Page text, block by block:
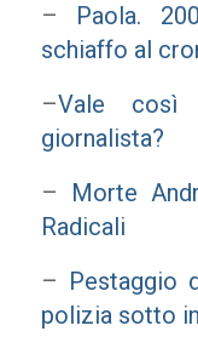
– Paola.
schiaffo al
–Vale
giornalista?
– Morte
Radicali
– Pestaggio
polizia sotto